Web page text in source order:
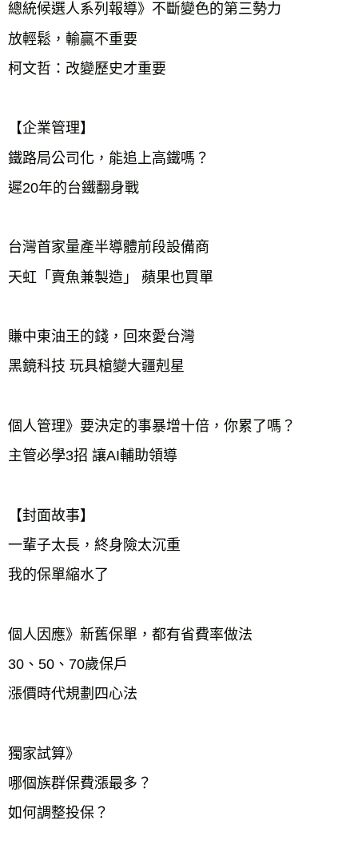
總統候選人系列報導》不斷變色的第三勢力
放輕鬆，輸贏不重要
柯文哲：改變歷史才重要
【企業管理】
鐵路局公司化，能追上高鐵嗎？
遲20年的台鐵翻身戰
台灣首家量產半導體前段設備商
天虹「賣魚兼製造」 蘋果也買單
賺中東油王的錢，回來愛台灣
黑鏡科技 玩具槍變大疆剋星
個人管理》要決定的事暴增十倍，你累了嗎？
主管必學3招 讓AI輔助領導
【封面故事】
一輩子太長，終身險太沉重
我的保單縮水了
個人因應》新舊保單，都有省費率做法
30、50、70歲保戶
漲價時代規劃四心法
獨家試算》
哪個族群保費漲最多？
如何調整投保？